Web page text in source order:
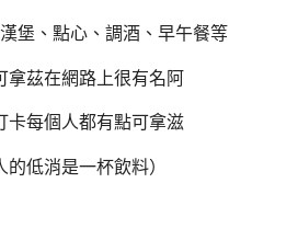
堡、點心、調酒、早午餐等
拿茲在網路上很有名阿
卡每個人都有點可拿滋
的低消是一杯飲料）